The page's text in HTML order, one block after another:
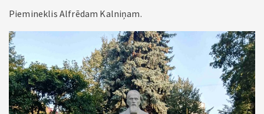
Piemineklis Alfrēdam Kalniņam.